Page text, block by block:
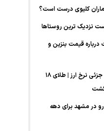
کلیوی درست است؟
نزدیک ترین روستاها
قیمت بنزین و
عقب‌نشینی قیمت طلا در پی افت جزئی نرخ ارز | طلای ۱۸
خودرو در مشهد برای دهه